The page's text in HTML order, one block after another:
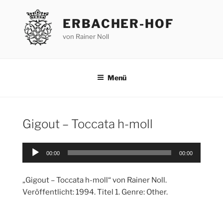
springen
ERBACHER-HOF
von Rainer Noll
Menü
Gigout – Toccata h-moll
Audio-
00:00 00:00
„Gigout – Toccata h-moll“ von Rainer Noll.
Veröffentlicht: 1994. Titel 1. Genre: Other.